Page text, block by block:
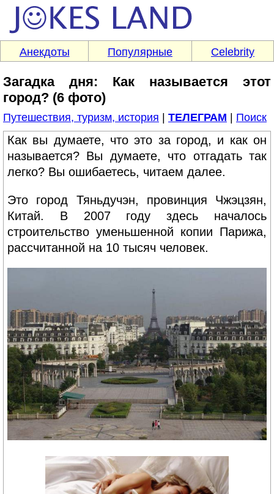
Анекдоты Популярные Celebrity
Загадка дня: Как называется этот
город? (6 фото)
Путешествия, туризм, история ТЕЛЕГРАМ Поиск
Как вы думаете, что это за город, и как он
называется? Вы думаете, что отгадать так
легко? Вы ошибаетесь, читаем далее.
Это город Тяньдучэн, провинция Чжэцзян,
Китай. В 2007 году здесь началось
строительство уменьшенной копии Парижа,
рассчитанной на 10 тысяч человек.